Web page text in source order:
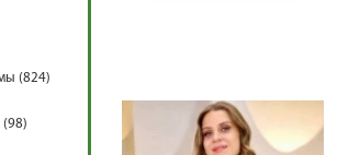
(824)